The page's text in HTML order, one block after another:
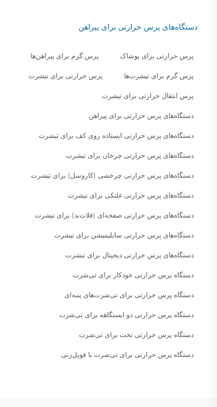
دستگاه‌های پرس حرارتی برای پیراهن
پرس حرارتی برای پوشاک پرس گرم برای پیراهن‌ها
پرس گرم برای تیشرت‌ها پرس حرارتی برای تیشرت
پرس انتقال حرارتی برای تیشرت
دستگاه‌های پرس حرارتی برای پیراهن
دستگاه‌های پرس حرارتی ایستاده روی کف برای تیشرت
دستگاه‌های پرس حرارتی چرخان برای تیشرت
دستگاه‌های پرس حرارتی چرخشی (کاروسل) برای تیشرت
دستگاه‌های پرس حرارتی غلتکی برای تیشرت
دستگاه‌های پرس حرارتی صفحه‌ای (فلات‌بد) برای تیشرت
دستگاه‌های پرس حرارتی سابلیمیشن برای تیشرت
دستگاه‌های پرس حرارتی دیجیتال برای تیشرت
دستگاه پرس حرارتی خودکار برای تی‌شرت
دستگاه پرس حرارتی برای تی‌شرت‌های پنبه‌ای
دستگاه پرس حرارتی دو ایستگاهه برای تی‌شرت
دستگاه پرس حرارتی تخت برای تی‌شرت
دستگاه پرس حرارتی برای تی‌شرت با فویل‌زنی